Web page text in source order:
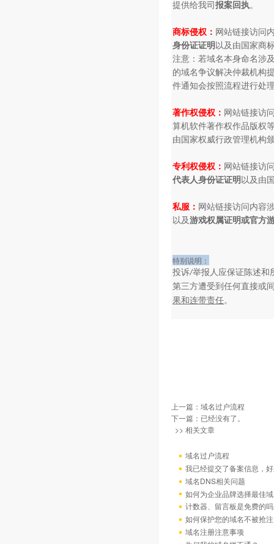
提供给我司 报案回执。
商标侵权： 网站链接访问
身份证证明 以及由国家商
注意：若域名本身命名涉
的域名争议解决仲裁机构
件通知会按照流程进行处
著作权侵权： 网站链接访
算机软件著作权作品版权
由国家权威行政管理机构
专利权侵权： 网站链接访
代表人身份证证明 以及由
私服： 网站链接访问内容
以及游戏权属证明或官方
特别说明：
投诉/举报人应保证陈述和
第三方遭受到任何直接或
果和连带责任。
上一篇： 域名过户流程
下一篇：已经没有了。
>> 相关文章
域名过户流程
我已经提交了备案信息，
域名DNS相关问题
如何为企业品牌选择最佳
计数器、留言板是免费的
如何保护您的域名不被抢注
域名注册注意事项